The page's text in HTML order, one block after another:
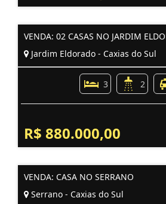
VENDA: 02 CASAS NO JARDIM
Jardim Eldorado - Caxias do Sul
3 2
R$ 880.000,00
VENDA: CASA NO SERRANO
Serrano - Caxias do Sul